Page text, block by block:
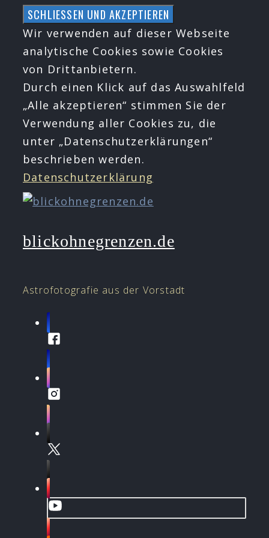
Zum
Inhalt
springen
Wir verwenden auf dieser Webseite
analytische Cookies sowie Cookies
von Drittanbietern.
Durch einen Klick auf das Auswahlfeld
„Alle akzeptieren“ stimmen Sie der
Verwendung aller Cookies zu, die
unter „Datenschutzerklärungen“
beschrieben werden.
Datenschutzerklärung
blickohnegrenzen.de
Astrofotografie aus der Vorstadt